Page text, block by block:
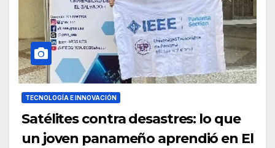
TECNOLOGÍA E INNOVACIÓN
Satélites contra desastres: lo que
un joven panameño aprendió en El